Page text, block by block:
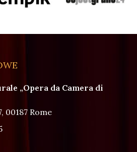
„Opera da Camera di
00187 Rome